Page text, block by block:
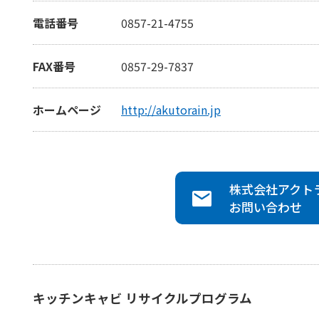
電話番号 0857-21-4755
FAX番号 0857-29-7837
ホームページ http://akutorain.jp
株式会社アクト
お問い合わせ
キッチンキャビ リサイクルプログラム